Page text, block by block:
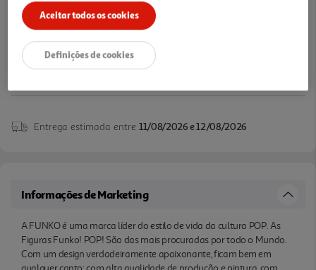
Notas de preparação
Entrega estimada entre 11/08/2026 e 12/08/2026
Informações de Marketing
A FUNKO é uma marca líder do estilo de vida da cultura POP. As
Figuras Funko! POP! São das mais procuradas por todo o Mundo.
Com um design verdadeiramente apaixonante, ficam bem em
Aceitar todos os cookies
Definições de cookies